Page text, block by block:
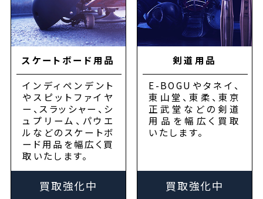
スケートボード用品
インディペンデント
やスピットファイヤ
ー、スラッシャー、シ
ュプリーム、パウエ
ルなどのスケートボ
ード用品を幅広く買
取いたします。
買取強化中
剣道用品
E-BOGUやタネイ、
東山堂、東柔、東京
正武堂などの剣道
用品を幅広く買取
いたします。
買取強化中